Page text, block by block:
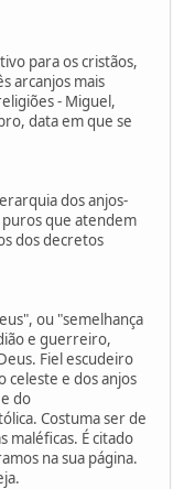
para os cristãos,
arcanjos mais
- Miguel,
data em que se
dos anjos-
que atendem
dos decretos
ou "semelhança
e guerreiro,
Fiel escudeiro
celeste e dos anjos
do
Costuma ser de
maléficas. É citado
na sua página.